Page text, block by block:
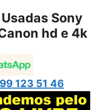
Sony
hd e 4k
123 51 46